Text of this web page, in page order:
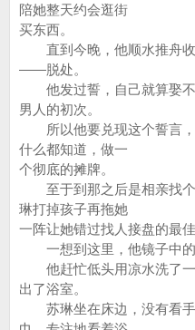
陪她整天约会逛街
买东西。
直到今晚，他顺水推舟收
——脱处。
他发过誓，自己就算娶不
男人的初次。
所以他要兑现这个誓言，
什么都知道，做一
个彻底的摊牌。
至于到那之后是相亲找个
琳打掉孩子再拖她
一阵让她错过找人接盘的最
一想到这里，他镜子中的
他赶忙低头用凉水洗了一
出了浴室。
苏琳坐在床边，没有看手